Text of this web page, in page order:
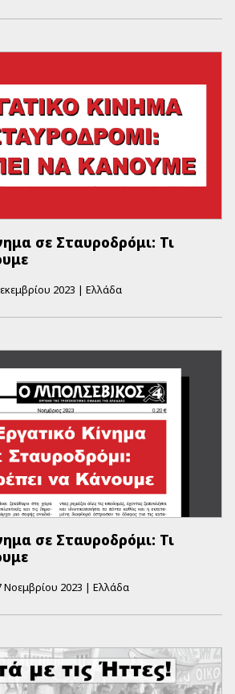
σε Σταυροδρόμι: Τι
2023 | Ελλάδα
σε Σταυροδρόμι: Τι
Νοεμβρίου 2023 | Ελλάδα